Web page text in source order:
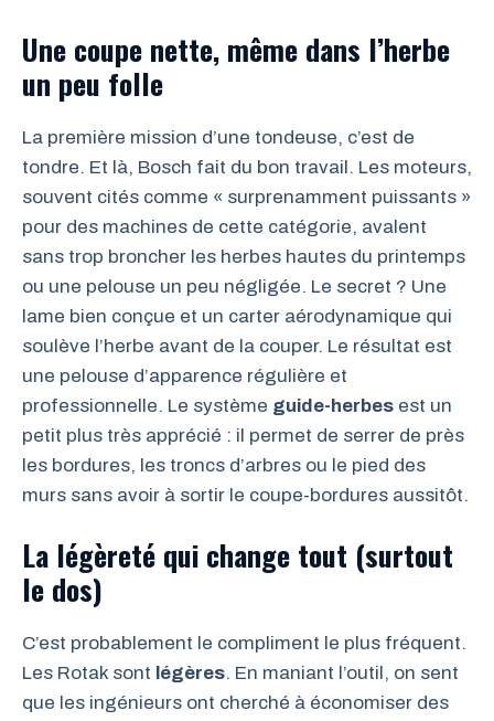
Une coupe nette, même dans l’herbe
un peu folle
La première mission d’une tondeuse, c’est de
tondre. Et là, Bosch fait du bon travail. Les moteurs,
souvent cités comme « surprenamment puissants »
pour des machines de cette catégorie, avalent
sans trop broncher les herbes hautes du printemps
ou une pelouse un peu négligée. Le secret ? Une
lame bien conçue et un carter aérodynamique qui
soulève l’herbe avant de la couper. Le résultat est
une pelouse d’apparence régulière et
professionnelle. Le système guide-herbes est un
petit plus très apprécié : il permet de serrer de près
les bordures, les troncs d’arbres ou le pied des
murs sans avoir à sortir le coupe-bordures aussitôt.
La légèreté qui change tout (surtout
le dos)
C’est probablement le compliment le plus fréquent.
Les Rotak sont légères. En maniant l’outil, on sent
que les ingénieurs ont cherché à économiser des